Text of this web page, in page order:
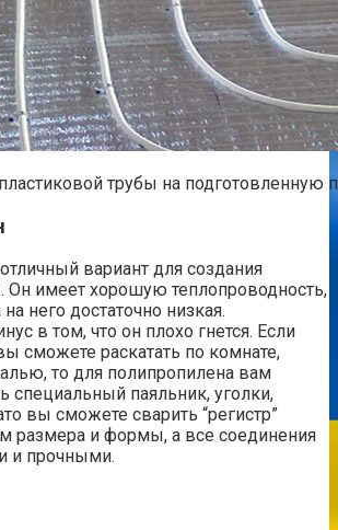
трубы на подготовленную
вариант для создания
Он имеет хорошую теплопроводность,
него достаточно низкая.
в том, что он плохо гнется. Если
сможете раскатать по комнате,
то для полипропилена вам
специальный паяльник, уголки,
вы сможете сварить “регистр”
размера и формы, а все соединения
и прочными.